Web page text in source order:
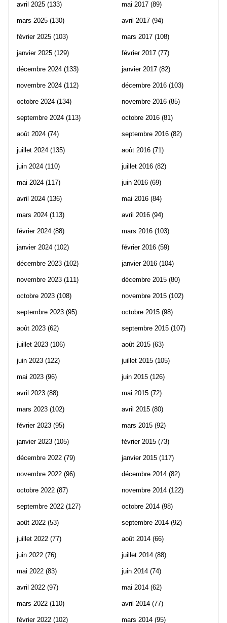
avril 2025 (133)
mars 2025 (130)
février 2025 (103)
janvier 2025 (129)
décembre 2024 (133)
novembre 2024 (112)
octobre 2024 (134)
septembre 2024 (113)
août 2024 (74)
juillet 2024 (135)
juin 2024 (110)
mai 2024 (117)
avril 2024 (136)
mars 2024 (113)
février 2024 (88)
janvier 2024 (102)
décembre 2023 (102)
novembre 2023 (111)
octobre 2023 (108)
septembre 2023 (95)
août 2023 (62)
juillet 2023 (106)
juin 2023 (122)
mai 2023 (96)
avril 2023 (88)
mars 2023 (102)
février 2023 (95)
janvier 2023 (105)
décembre 2022 (79)
novembre 2022 (96)
octobre 2022 (87)
septembre 2022 (127)
août 2022 (53)
juillet 2022 (77)
juin 2022 (76)
mai 2022 (83)
avril 2022 (97)
mars 2022 (110)
février 2022 (102)
mai 2017 (89)
avril 2017 (94)
mars 2017 (108)
février 2017 (77)
janvier 2017 (82)
décembre 2016 (103)
novembre 2016 (85)
octobre 2016 (81)
septembre 2016 (82)
août 2016 (71)
juillet 2016 (82)
juin 2016 (69)
mai 2016 (84)
avril 2016 (94)
mars 2016 (103)
février 2016 (59)
janvier 2016 (104)
décembre 2015 (80)
novembre 2015 (102)
octobre 2015 (98)
septembre 2015 (107)
août 2015 (63)
juillet 2015 (105)
juin 2015 (126)
mai 2015 (72)
avril 2015 (80)
mars 2015 (92)
février 2015 (73)
janvier 2015 (117)
décembre 2014 (82)
novembre 2014 (122)
octobre 2014 (98)
septembre 2014 (92)
août 2014 (66)
juillet 2014 (88)
juin 2014 (74)
mai 2014 (62)
avril 2014 (77)
mars 2014 (95)